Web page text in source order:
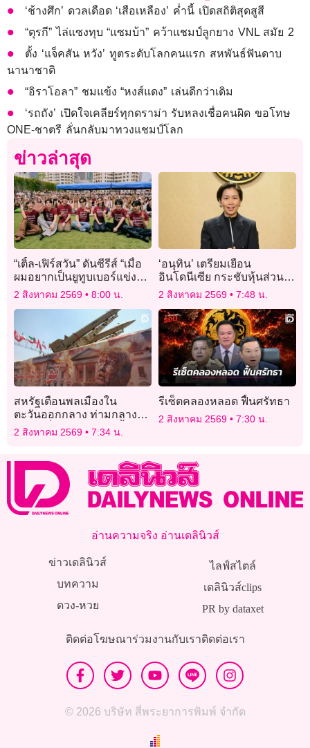
‘ช้างศึก’ ดวลเดือด ‘เสือเหลือง’ ค่ำนี้ เปิดสถิติสุดสูสี
“ตุรกี” ไล่แซงทุบ “แซมบ้า” คว้าแชมป์ลูกยาง VNL สมัย 2
ตั้ง ‘แจ็คสัน หวัง’ ทูตระดับโลกคนแรก สหพันธ์ฟันดาบ
นานาชาติ
“อิราโอลา” ชมแข้ง “หงส์แดง” เล่นดีกว่าเดิม
‘รถถัง’ เปิดใจเคลียร์ทุกดราม่า รับหลงเชื่อคนผิด ขอโทษ
ONE-ชาตรี ลั่นกลับมาทวงแชมป์โลก
ข่าวล่าสุด
“เติ้ล-เฟิร์สวัน” ดันซีรีส์ “เมื่อ
ผมอยากเป็นยูทูบเบอร์แข่งกับ
แฟนเก่า You(r)tuber Series”
2 สิงหาคม 2569 8:00 น.
‘อนุทิน’ เตรียมเยือน
อินโดนีเซีย กระชับหุ้นส่วน
ยุทธศาสตร์ไทย-อินโดฯ มุ่ง
2 สิงหาคม 2569 7:48 น.
สหรัฐเตือนพลเมืองใน
ตะวันออกกลาง ท่ามกลาง
ความเสี่ยงการโจมตีครั้งใหม่
2 สิงหาคม 2569 7:34 น.
รีเซ็ตคลองหลอด ฟื้นศรัทธา
2 สิงหาคม 2569 7:30 น.
อ่านความจริง อ่านเดลินิวส์
ข่าวเดลินิวส์
บทความ
ดวง-หวย
ไลฟ์สไตล์
เดลินิวส์clips
PR by dataxet
ติดต่อโฆษณาร่วมงานกับเราติดต่อเรา
© 2026 บริษัท สี่พระยาการพิมพ์ จำกัด